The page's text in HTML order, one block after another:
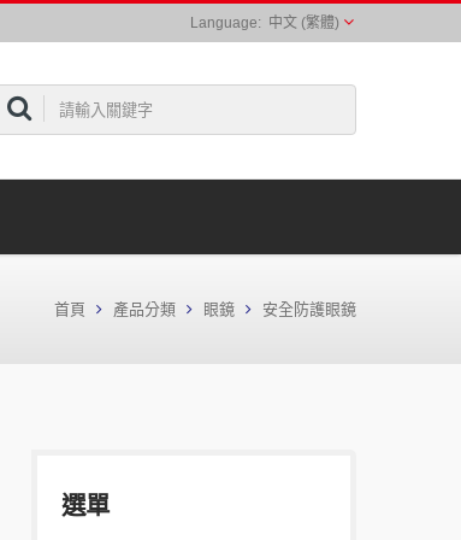
中文 (繁體)
首頁 產品分類 眼鏡 安全防護眼鏡
選單